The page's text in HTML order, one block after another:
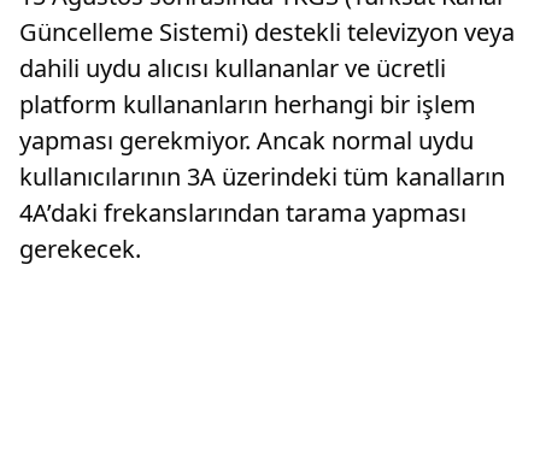
Güncelleme Sistemi) destekli televizyon veya
dahili uydu alıcısı kullananlar ve ücretli
platform kullananların herhangi bir işlem
yapması gerekmiyor. Ancak normal uydu
kullanıcılarının 3A üzerindeki tüm kanalların
4A’daki frekanslarından tarama yapması
gerekecek.